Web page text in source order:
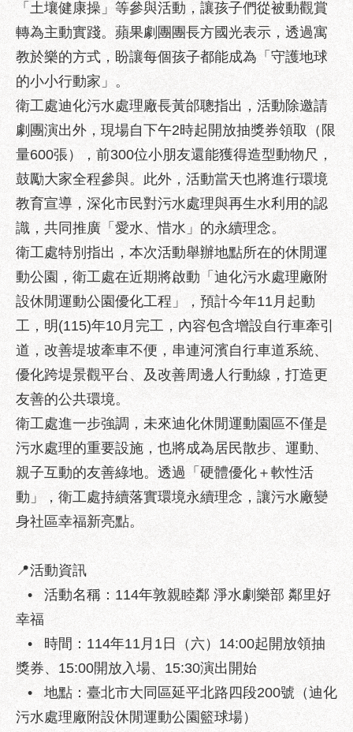
影
音
專
區
性
別
主
流
化
性
騷
擾
防
治
廉
政
園
地
便
民
服
務
道
路
挖
掘
資
訊
合
發
中
心
獎
「土壤健康操」等參與活動，讓孩子們從被動觀賞
轉為主動實踐。蘋果劇團團長方國光表示，透過寓
教於樂的方式，盼讓每個孩子都能成為「守護地球
的小小行動家」。
衛工處迪化污水處理廠長黃邰聰指出，活動除邀請
劇團演出外，現場自下午2時起開放抽獎券領取（限
量600張），前300位小朋友還能獲得造型動物尺，
鼓勵大家全程參與。此外，活動當天也將進行環境
教育宣導，深化市民對污水處理與再生水利用的認
識，共同推廣「愛水、惜水」的永續理念。
衛工處特別指出，本次活動舉辦地點所在的休閒運
動公園，衛工處在近期將啟動「迪化污水處理廠附
設休閒運動公園優化工程」，預計今年11月起動
工，明(115)年10月完工，內容包含增設自行車牽引
道，改善堤坡牽車不便，串連河濱自行車道系統、
優化跨堤景觀平台、及改善周邊人行動線，打造更
友善的公共環境。
衛工處進一步強調，未來迪化休閒運動園區不僅是
污水處理的重要設施，也將成為居民散步、運動、
親子互動的友善綠地。透過「硬體優化＋軟性活
動」，衛工處持續落實環境永續理念，讓污水廠變
身社區幸福新亮點。
📍活動資訊
• 活動名稱：114年敦親睦鄰 淨水劇樂部 鄰里好
幸福
• 時間：114年11月1日（六）14:00起開放領抽
獎券、15:00開放入場、15:30演出開始
• 地點：臺北市大同區延平北路四段200號（迪化
污水處理廠附設休閒運動公園籃球場）